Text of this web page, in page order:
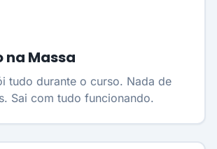
na Massa
tudo durante o curso. Nada de
Sai com tudo funcionando.